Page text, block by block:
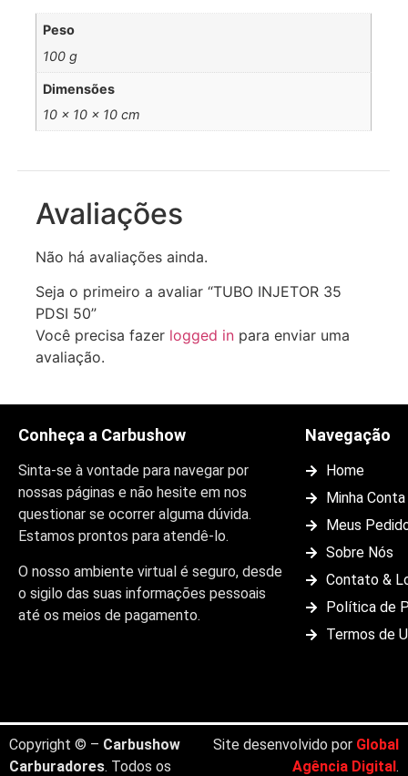
Peso
100 g
Dimensões
10 × 10 × 10 cm
Avaliações
Não há avaliações ainda.
Seja o primeiro a avaliar “TUBO INJETOR 35
PDSI 50”
Você precisa fazer logged in para enviar uma
avaliação.
Conheça a Carbushow
Sinta-se à vontade para navegar por
nossas páginas e não hesite em nos
questionar se ocorrer alguma dúvida.
Estamos prontos para atendê-lo.
O nosso ambiente virtual é seguro, desde
o sigilo das suas informações pessoais
até os meios de pagamento.
Navegação
Home
Minha Conta
Meus
Sobre Nós
Contato &
Política de
Termos de
Copyright © – Carbushow
Carburadores. Todos os
Site desenvolvido por Global
Agência Digital.